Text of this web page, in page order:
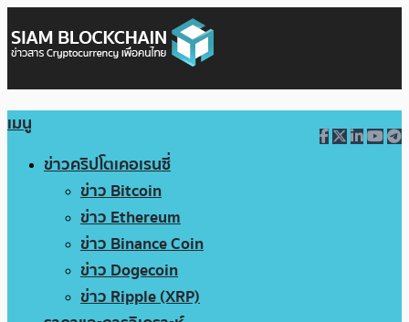
เมนู
ข่าวคริปโตเคอเรนซี่
ข่าว Bitcoin
ข่าว Ethereum
ข่าว Binance Coin
ข่าว Dogecoin
ข่าว Ripple (XRP)